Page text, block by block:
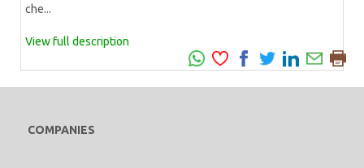
che...
View full description
COMPANIES